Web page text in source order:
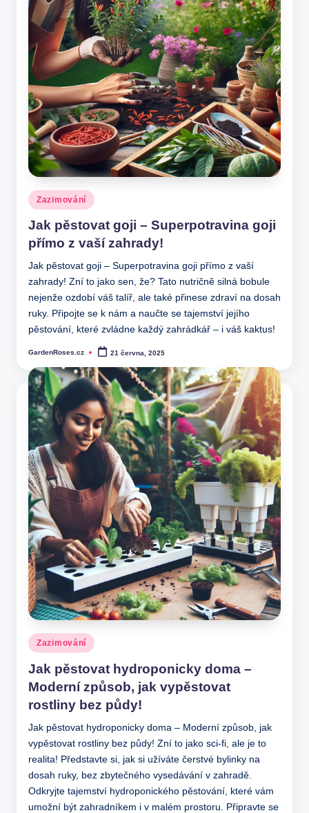
Posted
in
Zazimování
Jak pěstovat goji – Superpotravina goji
přímo z vaší zahrady!
Jak pěstovat goji – Superpotravina goji přímo z vaší
zahrady! Zní to jako sen, že? Tato nutričně silná bobule
nejenže ozdobí váš talíř, ale také přinese zdraví na dosah
ruky. Připojte se k nám a naučte se tajemství jejího
pěstování, které zvládne každý zahrádkář – i váš kaktus!
Posted
GardenRoses.cz 21 června, 2025
Posted
in
Zazimování
Jak pěstovat hydroponicky doma –
Moderní způsob, jak vypěstovat
rostliny bez půdy!
Jak pěstovat hydroponicky doma – Moderní způsob, jak
vypěstovat rostliny bez půdy! Zní to jako sci-fi, ale je to
realita! Představte si, jak si užíváte čerstvé bylinky na
dosah ruky, bez zbytečného vysedávání v zahradě.
Odkryjte tajemství hydroponického pěstování, které vám
umožní být zahradníkem i v malém prostoru. Připravte se